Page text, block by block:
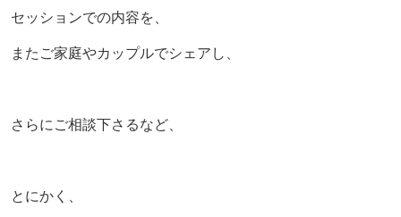
セッションでの内容を、
またご家庭やカップルでシェアし、
さらにご相談下さるなど、
とにかく、